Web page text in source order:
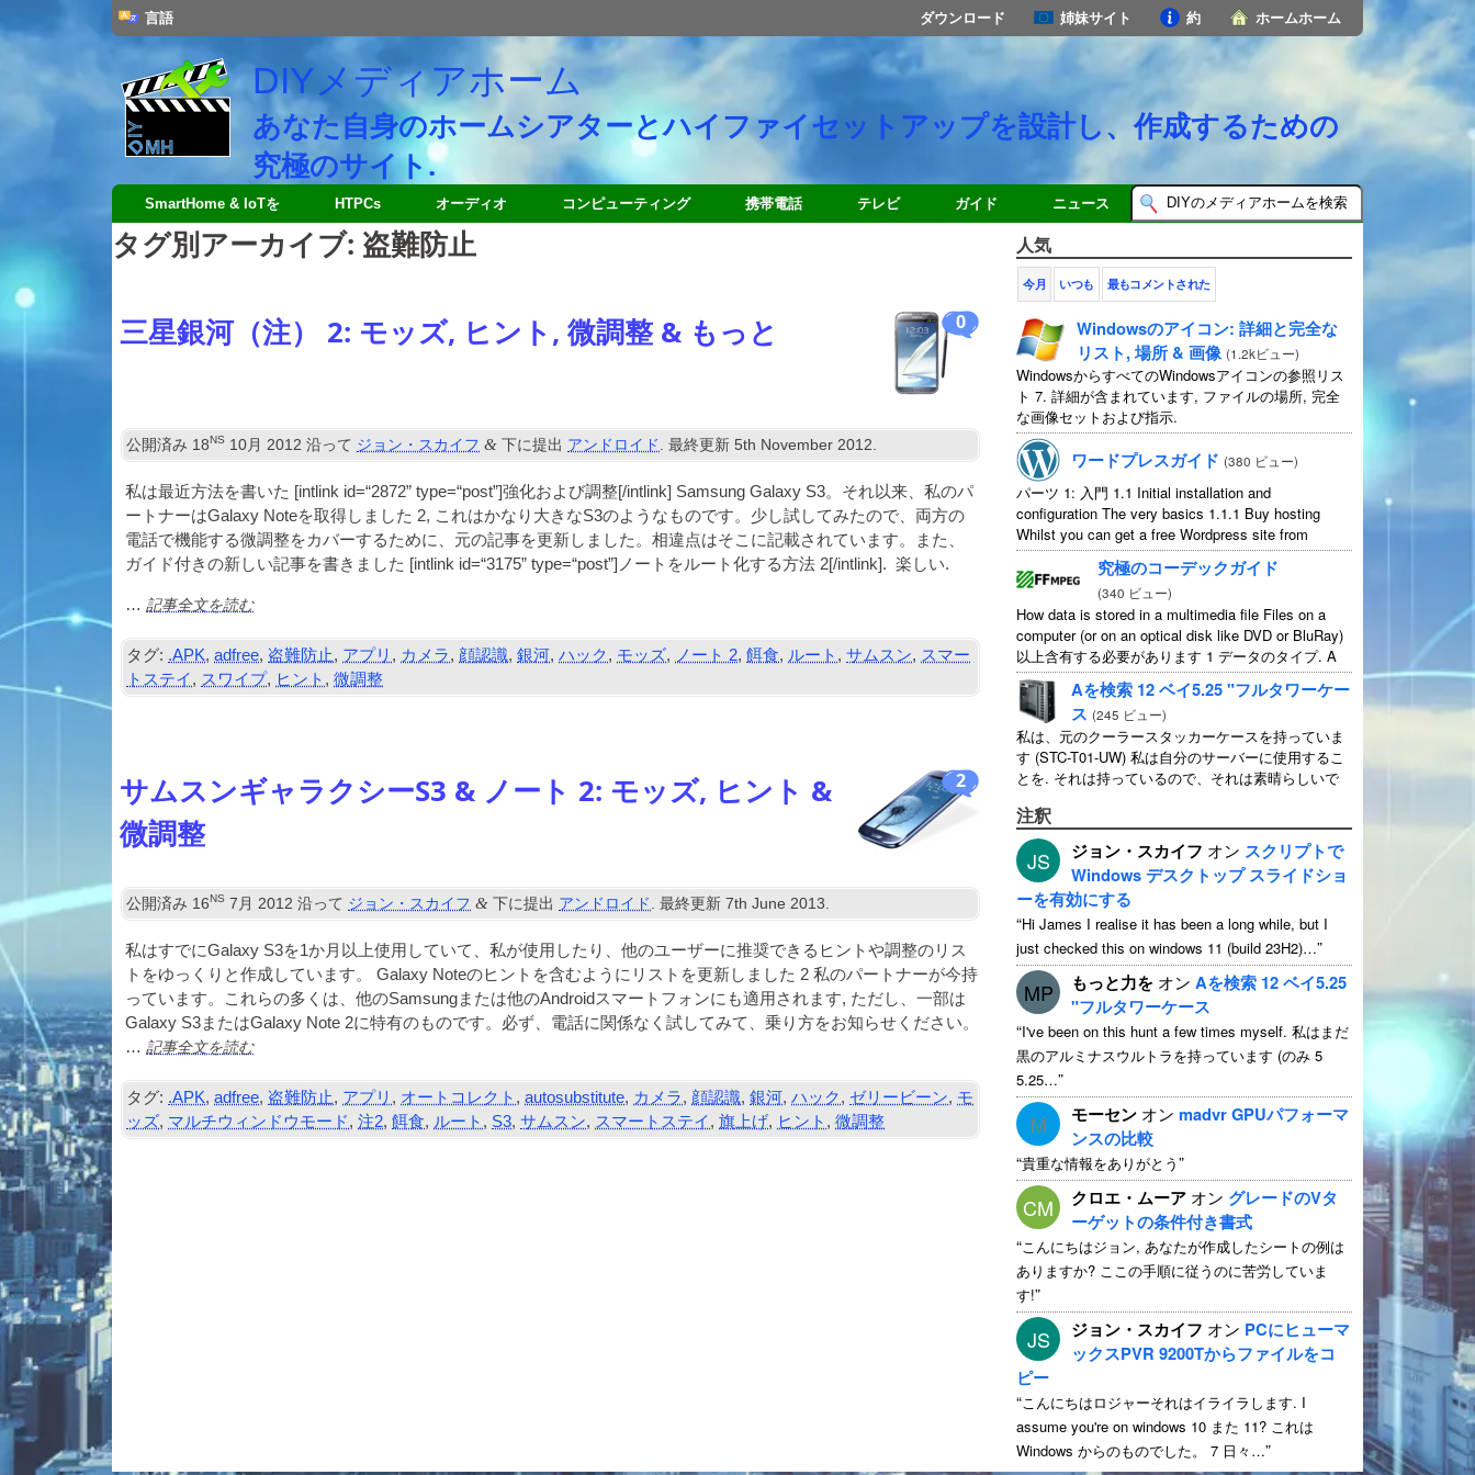
ホームホーム
約
姉妹サイト
ダウンロード
言語
DIYメディアホーム
あなた自身のホームシアターとハイファイセットアップを設計し、作成するための
究極のサイト.
SmartHome & IoTを HTPCs オーディオ コンピューティング 携帯電話 テレビ ガイド ニュース
タグ別アーカイブ: 盗難防止
0
三星銀河（注） 2: モッズ, ヒント, 微調整 & もっと
公開済み 18NS 10月 2012 沿って ジョン・スカイフ & 下に提出 アンドロイド. 最終更新5th November 2012.
私は最近方法を書いた [int­link id=“2872” type=“post”]強化および調整[/intlink] Sam­sung Galaxy S3。それ以来、私のパ
ートナーはGalaxy Noteを取得しました 2, これはかなり大きなS3のようなものです。少し試してみたので、両方の
電話で機能する微調整をカバーするために、元の記事を更新しました。相違点はそこに記載されています。また、
ガイド付きの新しい記事を書きました [int­link id=“3175” type=“post”]ノートをルート化する方法 2[/intlink]. 楽しい.
…記事全文を読む
タグ: .APK,adfree, 盗難防止, アプリ , カメラ, 顔認識,銀河,ハック, モッズ, ノート 2,餌食, ルート ,サムスン, スマー
トステイ, スワイプ, ヒント ,微調整
2
サムスンギャラクシーS3 & ノート 2: モッズ, ヒント &
微調整
公開済み 16NS 7月 2012 沿って ジョン・スカイフ & 下に提出 アンドロイド. 最終更新7th June 2013.
私はすでにGalaxy S3を1か月以上使用していて、私が使用したり、他のユーザーに推奨できるヒントや調整のリス
トをゆっくりと作成しています。 Galaxy Noteのヒントを含むようにリストを更新しました 2 私のパートナーが今持
っています。これらの多くは、他のSam­sungまたは他のAndroidスマートフォンにも適用されます, ただし、一部は
Galaxy S3またはGalaxy Note 2に特有のものです。必ず、電話に関係なく試してみて、乗り方をお知らせください。
…記事全文を読む
タグ: .APK,adfree, 盗難防止, アプリ , オートコレクト ,autosubstitute, カメラ, 顔認識,銀河,ハック, ゼリービーン, モ
ッズ, マルチウィンドウモード,注2,餌食, ルート , S3,サムスン, スマートステイ,旗上げ, ヒント ,微調整
人気
今月 いつも 最もコメントされた
Windowsのアイコン: 詳細と完全な
リスト, 場所 & 画像 (1.2kビュー)
WindowsからすべてのWindowsアイコンの参照リス
ト 7. 詳細が含まれています, ファイルの場所, 完全
な画像セットおよび指示.
ワードプレスガイド (380 ビュー)
パーツ 1: 入門 1.1 Initial installation and
configuration The very basics 1.1.1 Buy hosting
Whilst you can get a free Wordpress site from
wordpress.com,you lose some control and you
have to serve their...
究極のコーデックガイド
(340 ビュー)
How data is stored in a multimedia file Files on a
computer(or on an optical disk like DVD or BluRay)
以上含有する必要があります 1 データのタイプ.A
typical movie will include...
Aを検索 12 ベイ5.25 "フルタワーケー
ス (245 ビュー)
私は、元のクーラースタッカーケースを持っていま
す (STC-T01-UW) 私は自分のサーバーに使用するこ
とを. それは持っているので、それは素晴らしいで
て話します 11 使用可能 1 そのうちの ...
注釈
JS ジョン・スカイフ オン スクリプトで
Windows デスクトップ スライドショ
ーを有効にする
“Hi James I realise it has been a long while,but I
just checked this on windows 11 (build 23H2)…”
MP もっと力を オンAを検索 12 ベイ5.25
"フルタワーケース
“I've been on this hunt a few times myself. 私はまだ
黒のアルミナスウルトラを持っています (のみ 5
5.25…”
M モーセン オンmadvr GPUパフォーマ
ンスの比較
“貴重な情報をありがとう”
CM クロエ・ムーア オン グレードのVタ
ーゲットの条件付き書式
“こんにちはジョン, あなたが作成したシートの例は
ありますか? ここの手順に従うのに苦労していま
す!”
JS ジョン・スカイフ オン PCにヒューマ
ックスPVR 9200Tからファイルをコ
ピー
“こんにちはロジャーそれはイライラします. I
assume you're on windows 10 また 11? これは
Windows からのものでした。 7 日々…”